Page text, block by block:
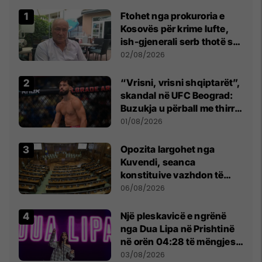
Ftohet nga prokuroria e
Kosovës për krime lufte,
ish-gjenerali serb thotë se
dikush e tradhtoi në
02/08/2026
“Vrisni, vrisni shqiptarët”,
skandal në UFC Beograd:
Buzukja u përball me thirrje
anti-shqiptare nga
01/08/2026
Opozita largohet nga
Kuvendi, seanca
konstituive vazhdon të
shtunën në orën 11:00
06/08/2026
Një pleskavicë e ngrënë
nga Dua Lipa në Prishtinë
në orën 04:28 të mëngjesit
- dhe bota digjitale serbe
03/08/2026